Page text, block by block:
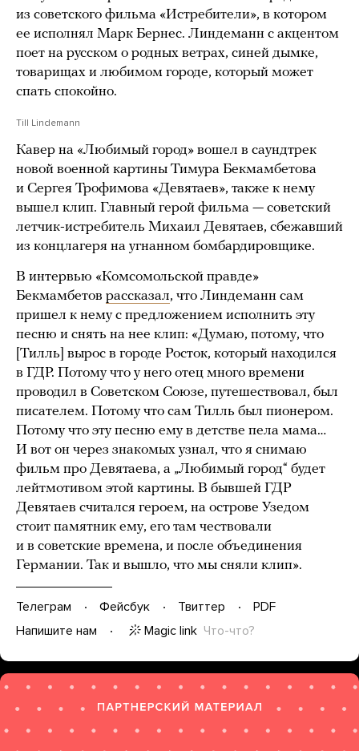
из советского фильма «Истребители», в котором
ее исполнял Марк Бернес. Линдеманн с акцентом
поет на русском о родных ветрах, синей дымке,
товарищах и любимом городе, который может
спать спокойно.
Till Lindemann
Кавер на «Любимый город» вошел в саундтрек
новой военной картины Тимура Бекмамбетова
и Сергея Трофимова «Девятаев», также к нему
вышел клип. Главный герой фильма — советский
летчик-истребитель Михаил Девятаев, сбежавший
из концлагеря на угнанном бомбардировщике.
В интервью «Комсомольской правде»
Бекмамбетов рассказал, что Линдеманн сам
пришел к нему с предложением исполнить эту
песню и снять на нее клип: «Думаю, потому, что
[Тилль] вырос в городе Росток, который находился
в ГДР. Потому что у него отец много времени
проводил в Советском Союзе, путешествовал, был
писателем. Потому что сам Тилль был пионером.
Потому что эту песню ему в детстве пела мама…
И вот он через знакомых узнал, что я снимаю
фильм про Девятаева, а „Любимый город“ будет
лейтмотивом этой картины. В бывшей ГДР
Девятаев считался героем, на острове Узедом
стоит памятник ему, его там чествовали
и в советские времена, и после объединения
Германии. Так и вышло, что мы сняли клип».
Телеграм Фейсбук Твиттер
PDF
Напишите нам
Magic link Что-что?